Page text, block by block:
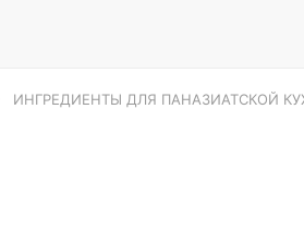
ИНГРЕДИЕНТЫ ДЛЯ ПАНАЗИАТСКОЙ